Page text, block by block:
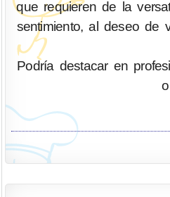
que requieren de la
sentimiento, al deseo de
Podría destacar en